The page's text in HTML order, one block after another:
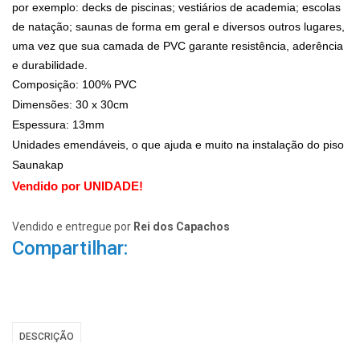
por exemplo: decks de piscinas; vestiários de academia; escolas
de natação; saunas de forma em geral e diversos outros lugares,
uma vez que sua camada de PVC garante resistência, aderência
e durabilidade.
Composição: 100% PVC
Dimensões: 30 x 30cm
Espessura: 13mm
Unidades emendáveis, o que ajuda e muito na instalação do piso
Saunakap
Vendido por UNIDADE!
Vendido e entregue por Rei dos Capachos
Compartilhar:
DESCRIÇÃO